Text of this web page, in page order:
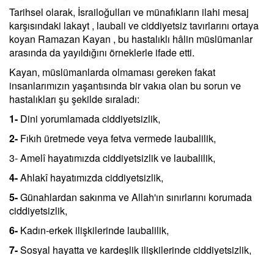
Tarihsel olarak, İsrailoğulları ve münafıkların ilahi mesaj
karşısındaki lakayt , laubali ve ciddiyetsiz tavırlarını ortaya
koyan Ramazan Kayan , bu hastalıklı hâlin müslümanlar
arasında da yayıldığını örneklerle ifade etti.
Kayan, müslümanlarda olmaması gereken fakat
insanlarımızın yaşantısında bir vakıa olan bu sorun ve
hastalıkları şu şekilde sıraladı:
1- Dini yorumlamada ciddiyetsizlik,
2- Fıkıh üretmede veya fetva vermede laubalilik,
3- Amelî hayatımızda ciddiyetsizlik ve laubalilik,
4-Ahlakî hayatımızda ciddiyetsizlik,
5-Günahlardan sakınma ve Allah'ın sınırlarını korumada
ciddiyetsizlik,
6- Kadın-erkek ilişkilerinde laubalilik,
7-Sosyal hayatta ve kardeşlik ilişkilerinde ciddiyetsizlik,